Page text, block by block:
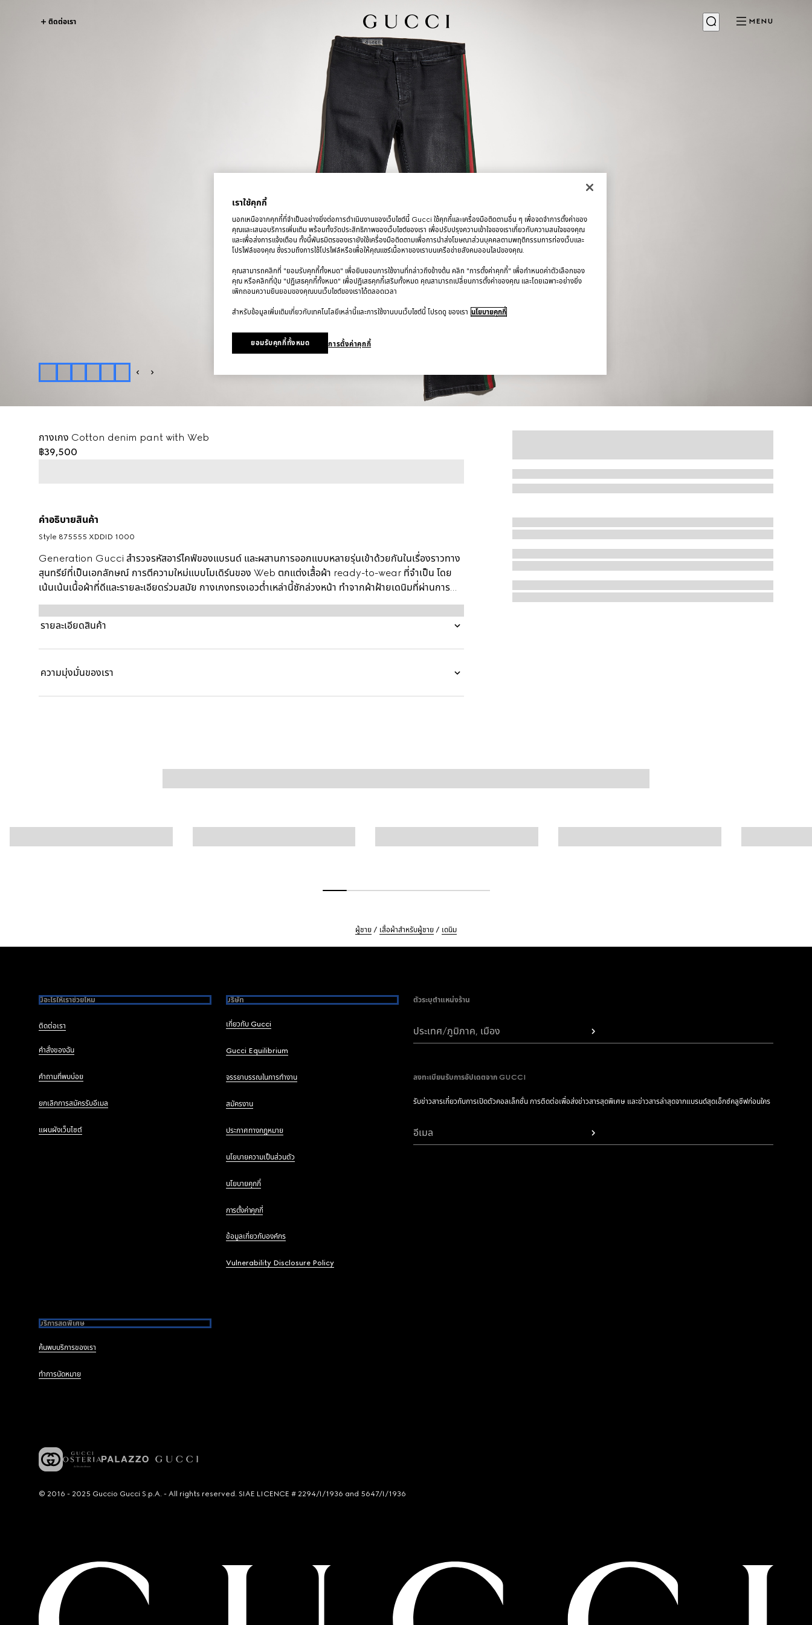
ติดต่อเรา MENU
กางเกง Cotton denim pant with Web
฿39,500
คำอธิบายสินค้า
Style ‎875555 XDDID 1000
Generation Gucci สำรวจรหัสอาร์ไคฟ์ของแบรนด์ และผสานการออกแบบหลายรุ่นเข้าด้วยกันในเรื่องราวทาง
สุนทรีย์ที่เป็นเอกลักษณ์ การตีความใหม่แบบโมเดิร์นของ Web ตกแต่งเสื้อผ้า ready-to-wear ที่จำเป็น โดย
เน้นเน้นเนื้อผ้าที่ดีและรายละเอียดร่วมสมัย กางเกงทรงเอวต่ำเหล่านี้ซักล่วงหน้า ทำจากผ้าฝ้ายเดนิมที่ผ่านการ
รับรองแล้ว โดดเด่นด้วยกระเป๋าเวลต์ขนาดเล็กที่ด้านหน้าและด้านข้าง และตกแต่งด้วยสัญลักษณ์แบบ Web
รายละเอียดสินค้า
ความมุ่งมั่นของเรา
ผู้ชาย เสื้อผ้าสำหรับผู้ชาย เดนิม
มีอะไรให้เราช่วยไหม
ติดต่อเรา
คำสั่งของฉัน
คำถามที่พบบ่อย
ยกเลิกการสมัครรับอีเมล
แผนผังเว็บไซต์
บริษัท
เกี่ยวกับ Gucci
Gucci Equilibrium
จรรยาบรรณในการทำงาน
สมัครงาน
ประกาศทางกฎหมาย
นโยบายความเป็นส่วนตัว
นโยบายคุกกี้
การตั้งค่าคุกกี้
ข้อมูลเกี่ยวกับองค์กร
Vulnerability Disclosure Policy
บริการสุดพิเศษ
ค้นพบบริการของเรา
ทำการนัดหมาย
ตัวระบุตำแหน่งร้าน
ประเทศ/ภูมิภาค, เมือง
ลงทะเบียนรับการอัปเดตจาก GUCCI
รับข่าวสารเกี่ยวกับการเปิดตัวคอลเล็กชั่น การติดต่อเพื่อส่งข่าวสารสุดพิเศษ และข่าวสารล่าสุดจากแบรนด์สุดเอ็กซ์คลูซีฟก่อนใคร
อีเมล
© 2016 - 2025 Guccio Gucci S.p.A. - All rights reserved. SIAE LICENCE # 2294/I/1936 and 5647/I/1936
เราใช้คุกกี้
นอกเหนือจากคุกกี้ที่จำเป็นอย่างยิ่งต่อการดำเนินงานของเว็บไซต์นี้ Gucci ใช้คุกกี้และเครื่องมือติดตามอื่น ๆ เพื่อจดจำการตั้งค่าของ
คุณและเสนอบริการเพิ่มเติม พร้อมทั้งวัดประสิทธิภาพของเว็บไซต์ของเรา เพื่อปรับปรุงความเข้าใจของเราเกี่ยวกับความสนใจของคุณ
และเพื่อส่งการแจ้งเตือน ทั้งนี้พันธมิตรของเรายังใช้เครื่องมือติดตามเพื่อการนำส่งโฆษณาส่วนบุคคลตามพฤติกรรมการท่องเว็บและ
โปรไฟล์ของคุณ ซึ่งรวมถึงการใช้โปรไฟล์หรือเพื่อให้คุณแชร์เนื้อหาของเราบนเครือข่ายสังคมออนไลน์ของคุณ.
คุณสามารถคลิกที่ "ยอมรับคุกกี้ทั้งหมด" เพื่อยินยอมการใช้งานที่กล่าวถึงข้างต้น คลิก "การตั้งค่าคุกกี้" เพื่อกำหนดค่าตัวเลือกของ
คุณ หรือคลิกที่ปุ่ม "ปฏิเสธคุกกี้ทั้งหมด" เพื่อปฏิเสธคุกกี้เสริมทั้งหมด คุณสามารถเปลี่ยนการตั้งค่าของคุณ และโดยเฉพาะอย่างยิ่ง
เพิกถอนความยินยอมของคุณบนเว็บไซต์ของเราได้ตลอดเวลา
สำหรับข้อมูลเพิ่มเติมเกี่ยวกับเทคโนโลยีเหล่านี้และการใช้งานบนเว็บไซต์นี้ โปรดดู ของเรา นโยบายคุกกี้
การตั้งค่าคุกกี้
ยอมรับคุกกี้ทั้งหมด